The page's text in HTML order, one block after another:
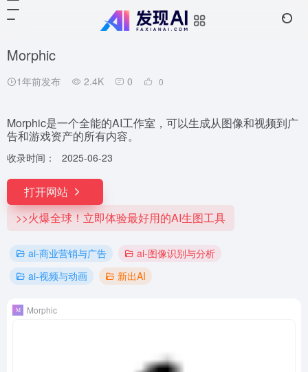
Morphic
1年前发布 2.4K 0 0
Morphic是一个全能的AI工作室，可以生成从图像和视频到广
告和游戏资产的所有内容。
收录时间： 2025-06-23
打开网站
>>火爆全球！立即体验最好用的AI生图工具
ai-商业营销与广告
ai-图像识别与分析
ai-视频与动画
新出AI
Morphic